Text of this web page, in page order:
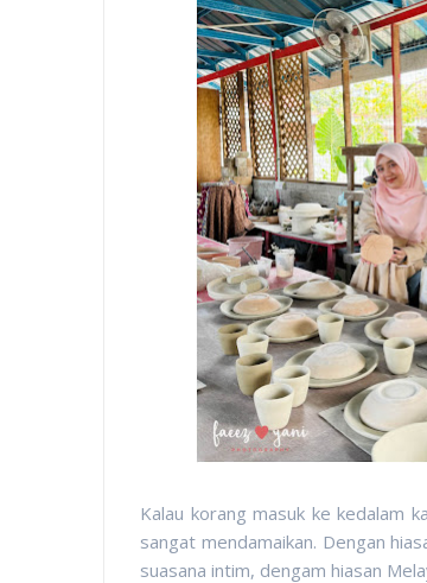
Kalau korang masuk ke kedalam
sangat mendamaikan. Dengan
suasana intim, dengam hiasan